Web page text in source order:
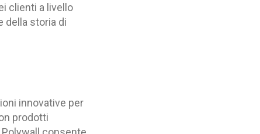
clienti a livello
della storia di
innovative per
prodotti